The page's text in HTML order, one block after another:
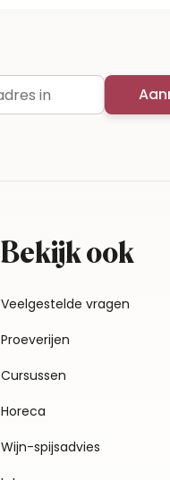
Bekijk ook
Veelgestelde vragen
Proeverijen
Cursussen
Horeca
Wijn-spijsadvies